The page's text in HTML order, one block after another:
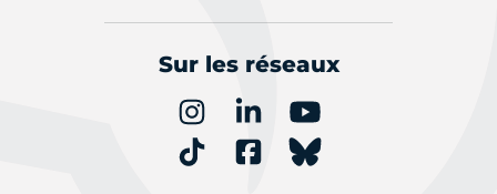
Sur les réseaux